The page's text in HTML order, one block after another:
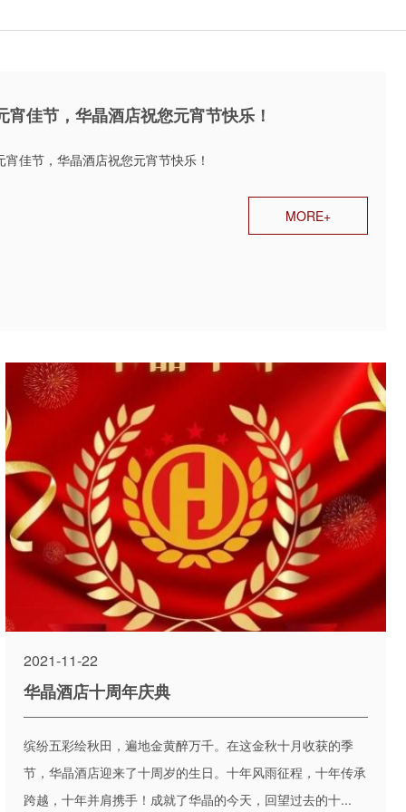
宵佳节，华晶酒店祝您元宵节快乐！
宵佳节，华晶酒店祝您元宵节快乐！
MORE+
2021-11-22
华晶酒店十周年庆典
缤纷五彩绘秋田，遍地金黄醉万千。在这金秋十月收获的季
节，华晶酒店迎来了十周岁的生日。十年风雨征程，十年传承
跨越，十年并肩携手！成就了华晶的今天，回望过去的十...